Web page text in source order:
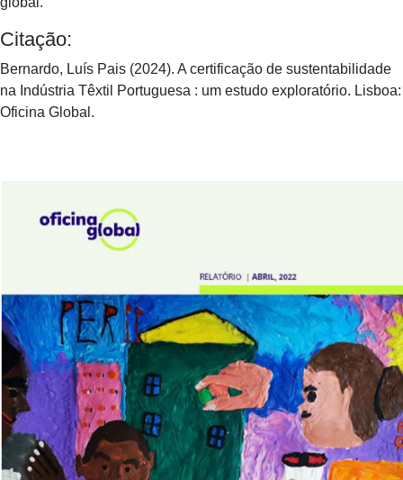
Citação:
Bernardo, Luís Pais (2024). A certificação de sustentabilidade
na Indústria Têxtil Portuguesa : um estudo exploratório. Lisboa:
Oficina Global.